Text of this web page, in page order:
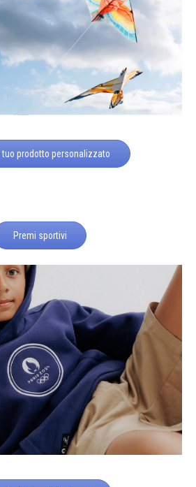
tuo prodotto personalizzato
Premi sportivi